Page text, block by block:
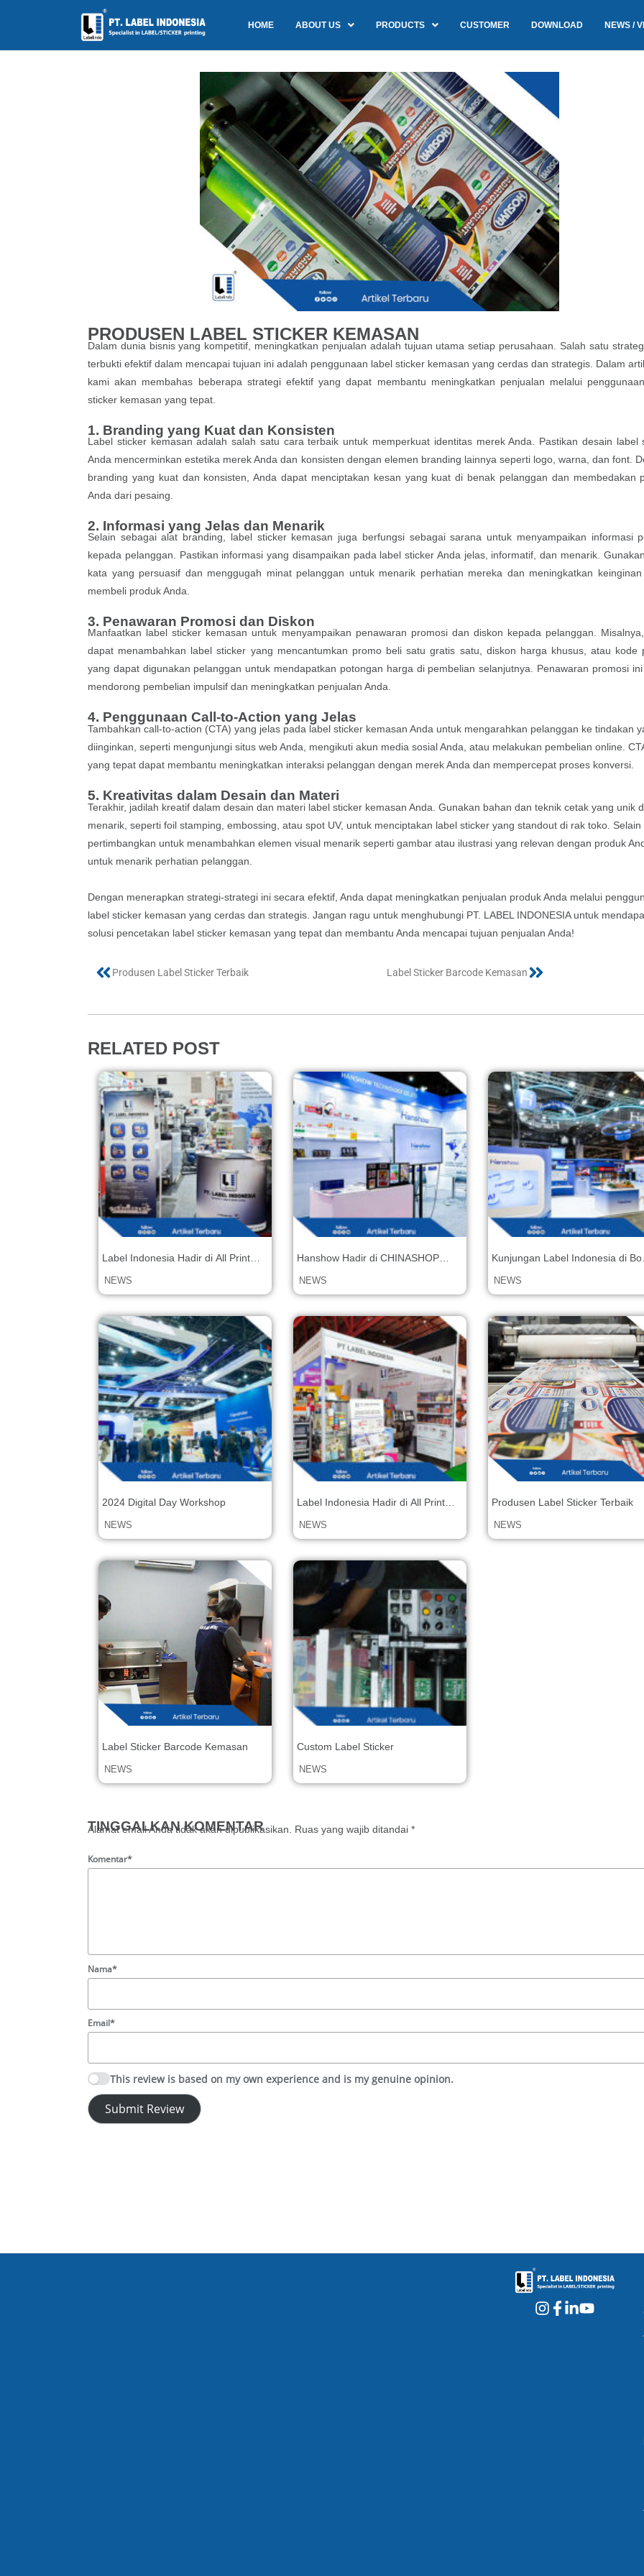
HOME ABOUT US PRODUCTS CUSTOMER DOWNLOAD NEWS /
PRODUSEN LABEL STICKER KEMASAN
Dalam dunia bisnis yang kompetitif, meningkatkan penjualan adalah tujuan utama setiap perusahaan. Salah satu
terbukti efektif dalam mencapai tujuan ini adalah penggunaan label sticker kemasan yang cerdas dan strategis. Dalam
kami akan membahas beberapa strategi efektif yang dapat membantu meningkatkan penjualan melalui
sticker kemasan yang tepat.
1. Branding yang Kuat dan Konsisten
Label sticker kemasan adalah salah satu cara terbaik untuk memperkuat identitas merek Anda. Pastikan desain label
Anda mencerminkan estetika merek Anda dan konsisten dengan elemen branding lainnya seperti logo, warna, dan font.
branding yang kuat dan konsisten, Anda dapat menciptakan kesan yang kuat di benak pelanggan dan membedakan
Anda dari pesaing.
2. Informasi yang Jelas dan Menarik
Selain sebagai alat branding, label sticker kemasan juga berfungsi sebagai sarana untuk menyampaikan informasi
kepada pelanggan. Pastikan informasi yang disampaikan pada label sticker Anda jelas, informatif, dan menarik.
kata yang persuasif dan menggugah minat pelanggan untuk menarik perhatian mereka dan meningkatkan
membeli produk Anda.
3. Penawaran Promosi dan Diskon
Manfaatkan label sticker kemasan untuk menyampaikan penawaran promosi dan diskon kepada pelanggan.
dapat menambahkan label sticker yang mencantumkan promo beli satu gratis satu, diskon harga khusus, atau kode
yang dapat digunakan pelanggan untuk mendapatkan potongan harga di pembelian selanjutnya. Penawaran promosi
mendorong pembelian impulsif dan meningkatkan penjualan Anda.
4. Penggunaan Call-to-Action yang Jelas
Tambahkan call-to-action (CTA) yang jelas pada label sticker kemasan Anda untuk mengarahkan pelanggan ke tindakan
diinginkan, seperti mengunjungi situs web Anda, mengikuti akun media sosial Anda, atau melakukan pembelian online.
yang tepat dapat membantu meningkatkan interaksi pelanggan dengan merek Anda dan mempercepat proses konversi.
5. Kreativitas dalam Desain dan Materi
Terakhir, jadilah kreatif dalam desain dan materi label sticker kemasan Anda. Gunakan bahan dan teknik cetak yang unik
menarik, seperti foil stamping, embossing, atau spot UV, untuk menciptakan label sticker yang standout di rak toko. Selain
pertimbangkan untuk menambahkan elemen visual menarik seperti gambar atau ilustrasi yang relevan dengan produk
untuk menarik perhatian pelanggan.
Dengan menerapkan strategi-strategi ini secara efektif, Anda dapat meningkatkan penjualan produk Anda melalui
label sticker kemasan yang cerdas dan strategis. Jangan ragu untuk menghubungi PT. LABEL INDONESIA untuk
solusi pencetakan label sticker kemasan yang tepat dan membantu Anda mencapai tujuan penjualan Anda!
Produsen Label Sticker Terbaik Label Sticker Barcode Kemasan
RELATED POST
Label Indonesia Hadir di All Print
Machinery
NEWS
Hanshow Hadir di CHINASHOP
NEWS
Kunjungan Label Indonesia di
NEWS
2024 Digital Day Workshop
NEWS
Label Indonesia Hadir di All Print
NEWS
Produsen Label Sticker Terbaik
NEWS
Label Sticker Barcode Kemasan
NEWS
Custom Label Sticker
NEWS
TINGGALKAN KOMENTAR
Alamat email Anda tidak akan dipublikasikan. Ruas yang wajib ditandai *
Komentar*
Nama*
Email*
This review is based on my own experience and is my genuine opinion.
Submit Review